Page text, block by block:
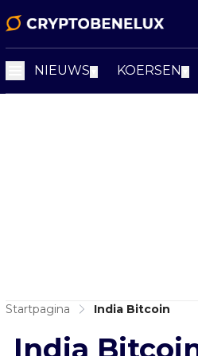
NIEUWS KOERSEN
Startpagina India Bitcoin
India